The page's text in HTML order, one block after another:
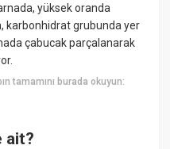
yüksek oranda
karbonhidrat grubunda yer
çabucak parçalanarak
tamamını burada okuyun:
ait?